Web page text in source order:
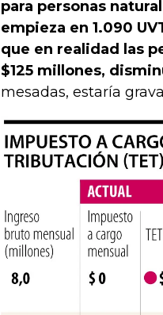
para personas
empieza en 1.090
que en realidad las
$125 millones,
mesadas, estaría